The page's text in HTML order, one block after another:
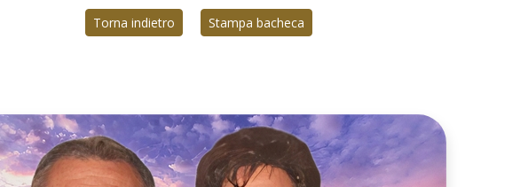
Torna indietro Stampa bacheca